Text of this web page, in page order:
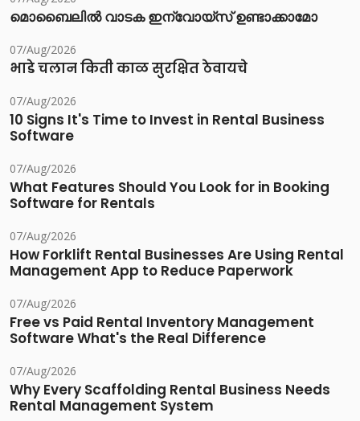
മൊബൈലിൽ വാടക ഇന്വോയ്സ് ഉണ്ടാക്കാമോ
07/Aug/2026
भाडे चलान किती काळ सुरक्षित ठेवायचे
07/Aug/2026
10 Signs It's Time to Invest in Rental Business
Software
07/Aug/2026
What Features Should You Look for in Booking
Software for Rentals
07/Aug/2026
How Forklift Rental Businesses Are Using Rental
Management App to Reduce Paperwork
07/Aug/2026
Free vs Paid Rental Inventory Management
Software What's the Real Difference
07/Aug/2026
Why Every Scaffolding Rental Business Needs
Rental Management System